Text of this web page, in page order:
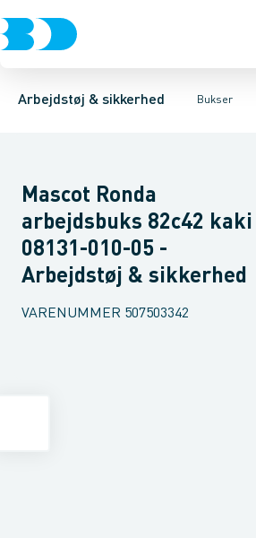
Arbejdstøj & sikkerhed Bukser
Trøjer & t-shirtsBukser Overtøj & huer
BukserKnickers & Shorts Overalls
Bukser med hængelommer Bukser
Mascot Ronda
arbejdsbuks 82c42 kaki
08131-010-05 -
Arbejdstøj & sikkerhed
VARENUMMER 507503342